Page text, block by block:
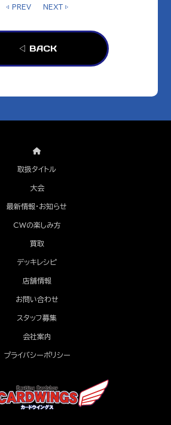
◁ PREV NEXT ▷
◁ BACK
取扱タイトル
大会
最新情報・お知らせ
CWの楽しみ方
買取
デッキレシピ
店舗情報
お問い合わせ
スタッフ募集
会社案内
プライバシーポリシー